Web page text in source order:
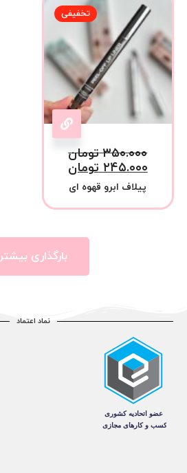
تخفیفی
۳۵۰.۰۰۰ تومان
۲۴۵.۰۰۰ تومان
پیلاف ابرو قهوه ای
بارگذاری بیشتر
نماد اعتماد